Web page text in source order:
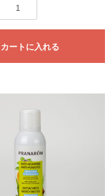
カートに入れる